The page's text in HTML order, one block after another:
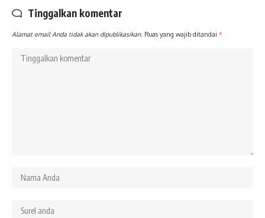
Tinggalkan komentar
Alamat email Anda tidak akan dipublikasikan. Ruas yang wajib ditandai *